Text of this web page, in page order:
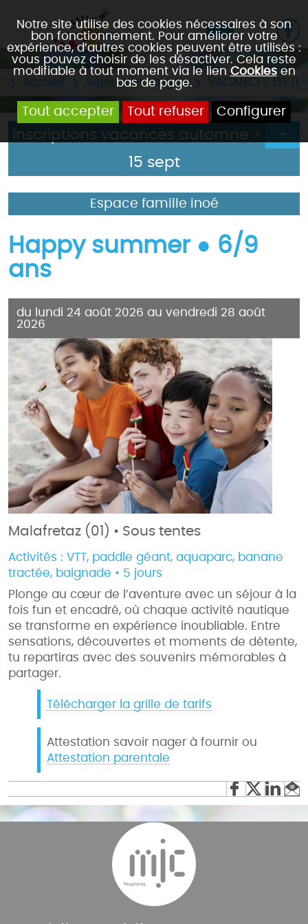
Notre site utilise des cookies nécessaires à son
bon fonctionnement. Pour améliorer votre
expérience, d’autres cookies peuvent être utilisés :
vous pouvez choisir de les désactiver. Cela reste
modifiable à tout moment via le lien Cookiesen
bas de page.
Tout accepter Tout refuser Configurer
Accueil Séjours et stages VACANCES D'ETE
Inscriptions vacances automne >
15 sept
Espace famille inoé
Happy summer ● 6/9
ans
du lundi 24 août 2026 au vendredi 28 août
2026
Malafretaz (01) • Sous tentes
Activités : VTT, paddle géant, aquaparc, banane
tractée, baignade • 5 jours
Plonge au cœur de l’aventure avec un séjour à la
fois fun et encadré, où chaque activité nautique
se transforme en expérience inoubliable. Entre
sensations, découvertes et moments de détente,
tu repartiras avec des souvenirs mémorables à
partager.
Télécharger la grille de tarifs
Attestation savoir nager à fournir ou
Attestation parentale